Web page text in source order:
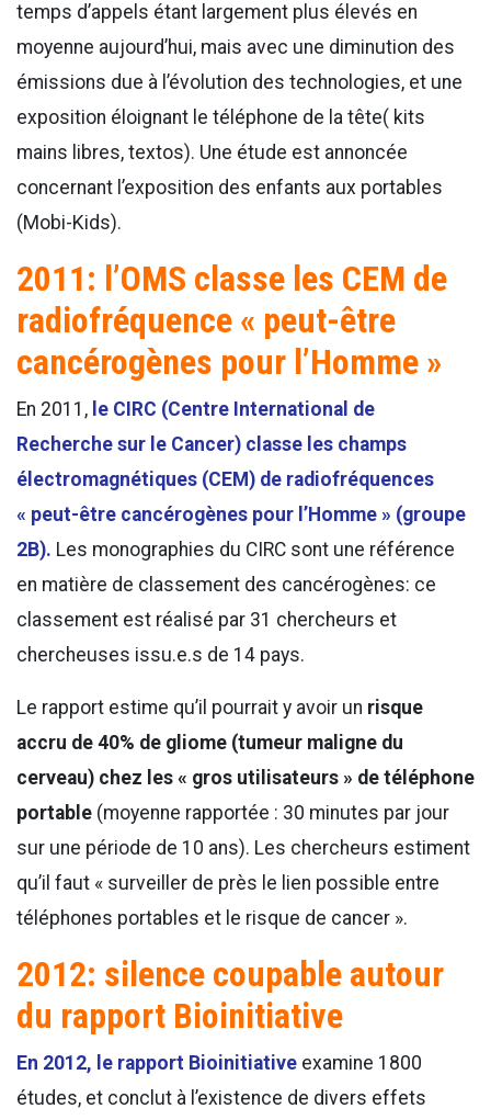
temps d’appels étant largement plus élevés en
moyenne aujourd’hui, mais avec une diminution des
émissions due à l’évolution des technologies, et une
exposition éloignant le téléphone de la tête( kits
mains libres, textos). Une étude est annoncée
concernant l’exposition des enfants aux portables
(Mobi-Kids).
2011: l’OMS classe les CEM de
radiofréquence « peut-être
cancérogènes pour l’Homme »
En 2011, le CIRC (Centre International de
Recherche sur le Cancer) classe les champs
électromagnétiques (CEM) de radiofréquences
« peut-être cancérogènes pour l’Homme » (groupe
2B). Les monographies du CIRC sont une référence
en matière de classement des cancérogènes: ce
classement est réalisé par 31 chercheurs et
chercheuses issu.e.s de 14 pays.
Le rapport estime qu’il pourrait y avoir un risque
accru de 40% de gliome (tumeur maligne du
cerveau) chez les « gros utilisateurs » de téléphone
portable (moyenne rapportée : 30 minutes par jour
sur une période de 10 ans). Les chercheurs estiment
qu’il faut « surveiller de près le lien possible entre
téléphones portables et le risque de cancer ».
2012: silence coupable autour
du rapport Bioinitiative
En 2012, le rapport Bioinitiative examine 1800
études, et conclut à l’existence de divers effets